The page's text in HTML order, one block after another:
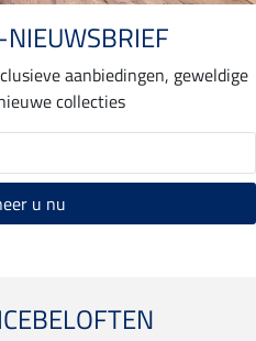
aanbiedingen, geweldige
collecties